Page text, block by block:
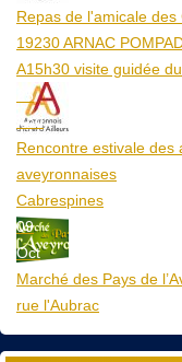
Repas de l'amicale
19230 ARNAC
A15h30 visite guidée
25
Aoû
Rencontre estivale des
aveyronnaises
Cabrespines
09
Oct
Marché des Pays de
rue l'Aubrac